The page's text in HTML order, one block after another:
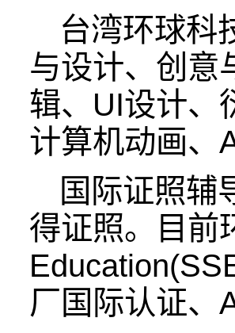
台湾环球科
与设计、创意
辑、UI设计、
计算机动画、
国际证照辅
得证照。目前
厂国际认证、